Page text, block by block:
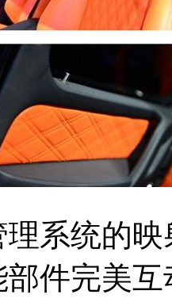
理系统的
件完美